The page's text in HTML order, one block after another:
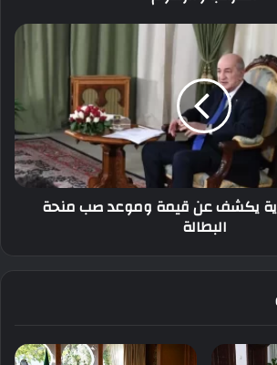
يكشف عن قيمة وموعد صب منحة
البطالة